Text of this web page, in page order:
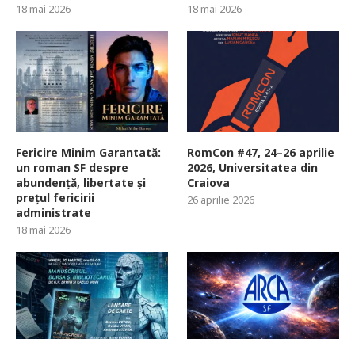
18 mai 2026 18 mai 2026
Fericire Minim Garantată:
un roman SF despre
abundență, libertate și
prețul fericirii
administrate
18 mai 2026
RomCon #47, 24–26 aprilie
2026, Universitatea din
Craiova
26 aprilie 2026